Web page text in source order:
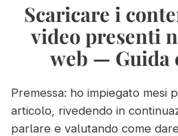
Scaricare i
video presenti
web — Guida
Premessa: ho impiegato mesi
articolo, rivedendo in
parlare e valutando come